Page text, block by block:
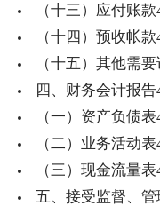
（十三）应付账款
（十四）预收帐款
（十五）其他需
四、财务会计报告
（一）资产负债表
（二）业务活动表
（三）现金流量表
五、接受监督、